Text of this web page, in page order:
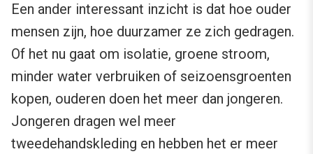
Een ander interessant inzicht is dat hoe ouder
mensen zijn, hoe duurzamer ze zich gedragen.
Of het nu gaat om isolatie, groene stroom,
minder water verbruiken of seizoensgroenten
kopen, ouderen doen het meer dan jongeren.
Jongeren dragen wel meer
tweedehandskleding en hebben het er meer